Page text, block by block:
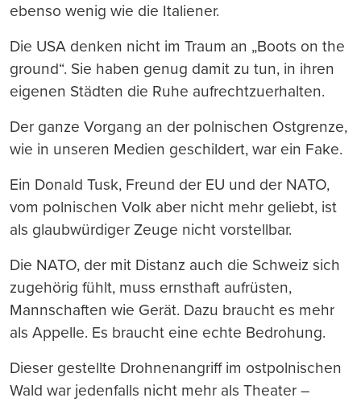
ebenso wenig wie die Italiener.
Die USA denken nicht im Traum an „Boots on the
ground“. Sie haben genug damit zu tun, in ihren
eigenen Städten die Ruhe aufrechtzuerhalten.
Der ganze Vorgang an der polnischen Ostgrenze,
wie in unseren Medien geschildert, war ein Fake.
Ein Donald Tusk, Freund der EU und der NATO,
vom polnischen Volk aber nicht mehr geliebt, ist
als glaubwürdiger Zeuge nicht vorstellbar.
Die NATO, der mit Distanz auch die Schweiz sich
zugehörig fühlt, muss ernsthaft aufrüsten,
Mannschaften wie Gerät. Dazu braucht es mehr
als Appelle. Es braucht eine echte Bedrohung.
Dieser gestellte Drohnenangriff im ostpolnischen
Wald war jedenfalls nicht mehr als Theater –